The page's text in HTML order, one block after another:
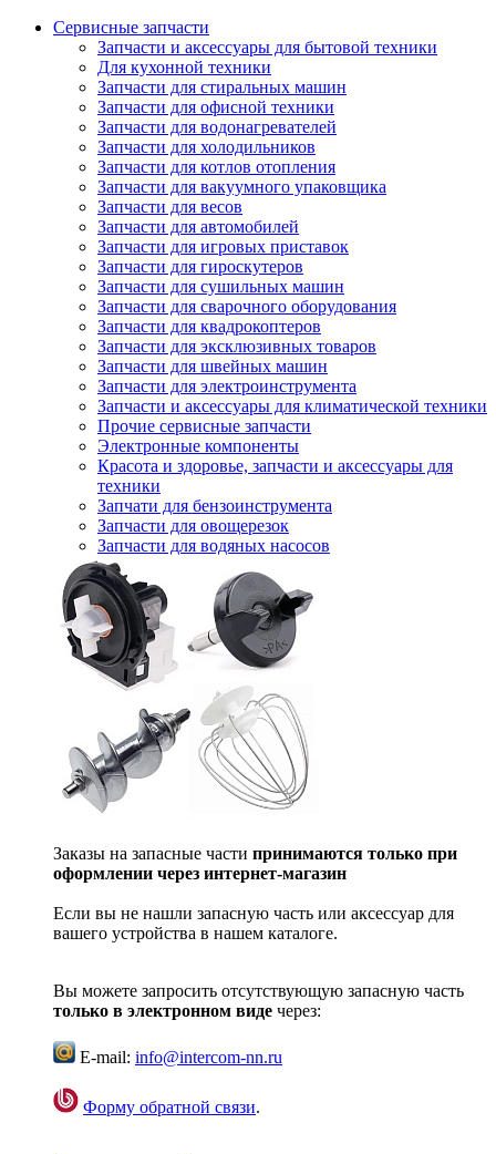
Сервисные запчасти
Запчасти и аксессуары для бытовой техники
Для кухонной техники
Запчасти для стиральных машин
Запчасти для офисной техники
Запчасти для водонагревателей
Запчасти для холодильников
Запчасти для котлов отопления
Запчасти для вакуумного упаковщика
Запчасти для весов
Запчасти для автомобилей
Запчасти для игровых приставок
Запчасти для гироскутеров
Запчасти для сушильных машин
Запчасти для сварочного оборудования
Запчасти для квадрокоптеров
Запчасти для эксклюзивных товаров
Запчасти для швейных машин
Запчасти для электроинструмента
Запчасти и аксессуары для климатической техники
Прочие сервисные запчасти
Электронные компоненты
Красота и здоровье, запчасти и аксессуары для
техники
Запчати для бензоинструмента
Запчасти для овощерезок
Запчасти для водяных насосов
Заказы на запасные части принимаются только при
оформлении через интернет-магазин
Если вы не нашли запасную часть или аксессуар для
вашего устройства в нашем каталоге.
Вы можете запросить отсутствующую запасную часть
только в электронном виде через:
E-mail: info@intercom-nn.ru
Форму обратной связи.